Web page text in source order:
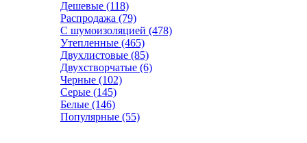
Дешевые (118)
Распродажа (79)
С шумоизоляцией (478)
Утепленные (465)
Двухлистовые (85)
Двухстворчатые (6)
Черные (102)
Серые (145)
Белые (146)
Популярные (55)